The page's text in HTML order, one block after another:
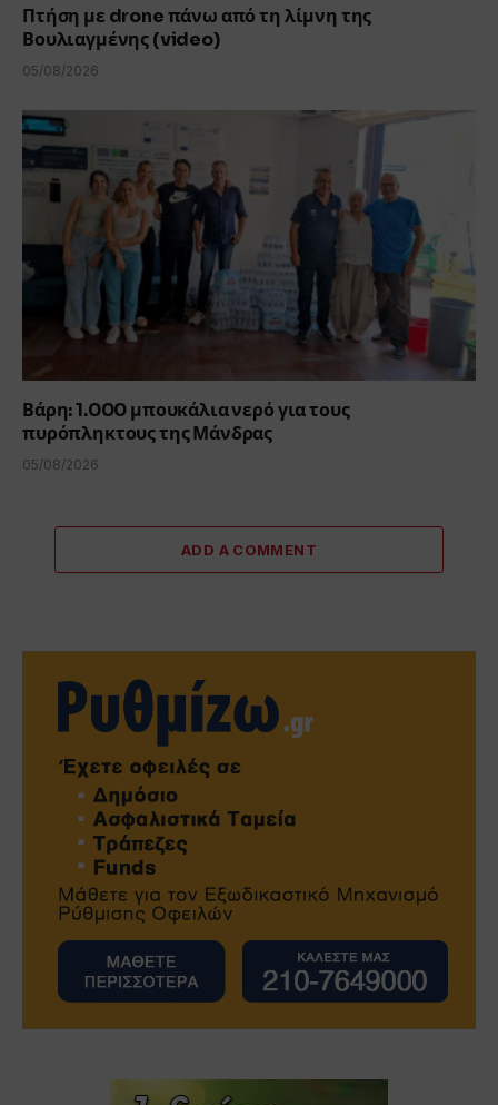
Πτήση με drone πάνω από τη λίμνη της
Βουλιαγμένης (video)
05/08/2026
Βάρη: 1.000 μπουκάλια νερό για τους
πυρόπληκτους της Μάνδρας
05/08/2026
ADD A COMMENT